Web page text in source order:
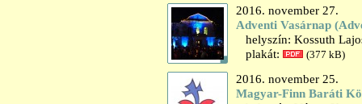
2016. november 27.
Adventi Vasárnap
helyszín: Kossuth
plakát:
(377 kB)
2016. november 25.
Magyar-Finn Baráti